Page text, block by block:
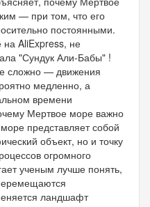
— при том, что его
постоянными.
на AliExpress, не
"Сундук Али-Бабы" !
сложно — движения
медленно, а
времени
Мертвое море важно
представляет собой
объект, но и точку
огромного
ученым лучше понять,
ландшафт